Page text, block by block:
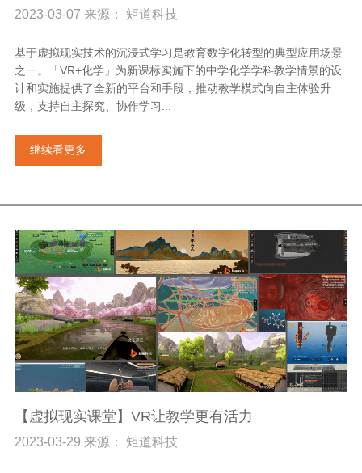
2023-03-07 来源： 矩道科技
基于虚拟现实技术的沉浸式学习是教育数字化转型的典型应用场景
之一。「VR+化学」为新课标实施下的中学化学学科教学情景的设
计和实施提供了全新的平台和手段，推动教学模式向自主体验升
级，支持自主探究、协作学习...
继续看更多
【虚拟现实课堂】VR让教学更有活力
2023-03-29 来源： 矩道科技